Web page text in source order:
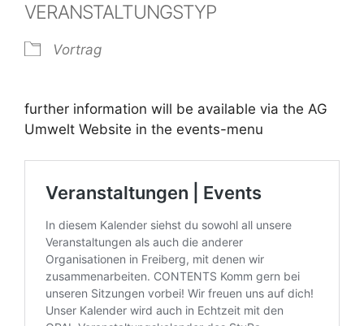
VERANSTALTUNGSTYP
Vortrag
further information will be available via the AG
Umwelt Website in the events-menu